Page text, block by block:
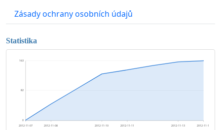
Zásady ochrany osobních údajů
Statistika
0
82
163
2012-11-07 2012-11-08 2012-11-10 2012-11-11 2012-11-13 2012-11-14